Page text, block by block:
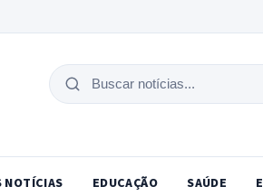
Buscar
NOTÍCIAS EDUCAÇÃO SAÚDE